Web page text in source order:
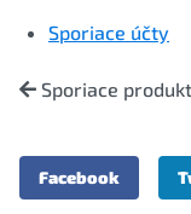
Sporiace účty
Sporiace
Facebook